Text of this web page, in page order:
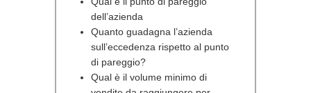
dell’azienda
Quanto guadagna l’azienda
sull’eccedenza rispetto al punto
di pareggio?
Qual è il volume minimo di